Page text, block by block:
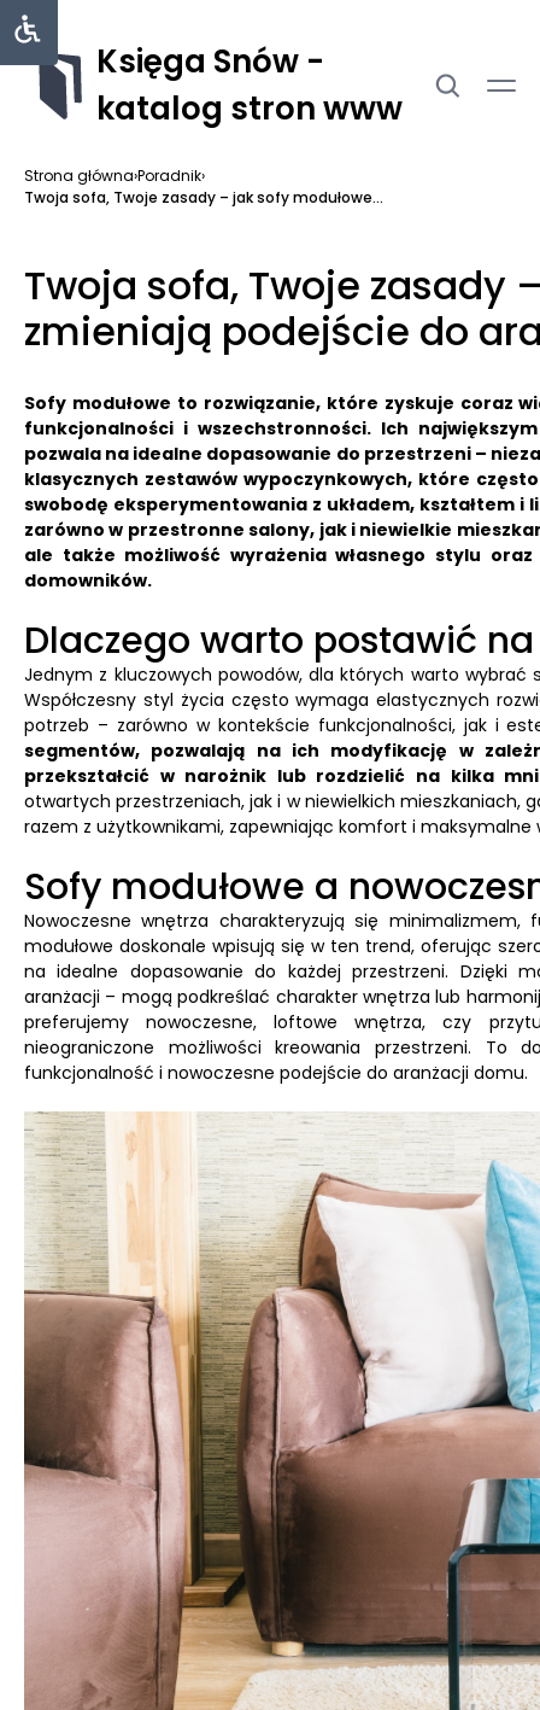
Księga Snów -
katalog stron www
Strona główna›Poradnik›
Twoja sofa, Twoje zasady – jak sofy modułowe...
Twoja sofa, Twoje zasady
zmieniają podejście do
Sofy modułowe to rozwiązanie, które zyskuje coraz
funkcjonalności i wszechstronności. Ich
pozwala na idealne dopasowanie do przestrzeni –
klasycznych zestawów wypoczynkowych, które
swobodę eksperymentowania z układem, kształtem
zarówno w przestronne salony, jak i niewielkie
ale także możliwość wyrażenia własnego stylu
domowników.
Dlaczego warto postawić
Jednym z kluczowych powodów, dla których warto wybrać
Współczesny styl życia często wymaga elastycznych
potrzeb – zarówno w kontekście funkcjonalności, jak i
segmentów, pozwalają na ich modyfikację w
przekształcić w narożnik lub rozdzielić na kilka
otwartych przestrzeniach, jak i w niewielkich mieszkaniach,
razem z użytkownikami, zapewniając komfort i
Sofy modułowe a
Nowoczesne wnętrza charakteryzują się
modułowe doskonale wpisują się w ten trend, oferując
na idealne dopasowanie do każdej przestrzeni. Dzięki
aranżacji – mogą podkreślać charakter wnętrza lub
preferujemy nowoczesne, loftowe wnętrza, czy
nieograniczone możliwości kreowania przestrzeni. To
funkcjonalność i nowoczesne podejście do aranżacji domu.